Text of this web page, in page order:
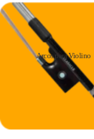
Arcos para Violino